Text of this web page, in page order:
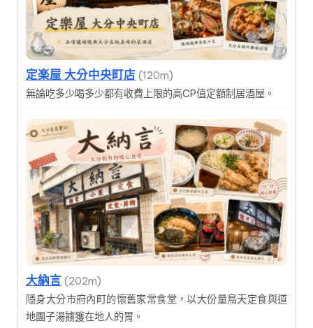
定楽屋 大分中央町店 (120m)
無論吃多少喝多少都有收費上限的高CP值定額制居酒屋。
大納言 (202m)
隱身大分市府內町的懷舊家常食堂，以大份量鳥天定食與道
地團子湯擄獲在地人的胃。